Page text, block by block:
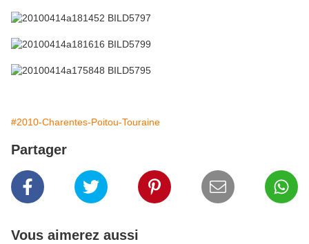
#2010-Charentes-Poitou-Touraine
Partager
Vous aimerez aussi